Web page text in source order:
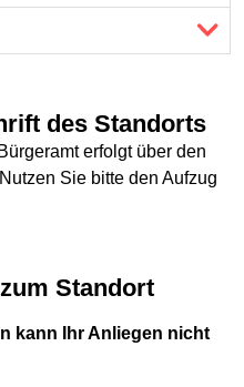
des Standorts
erfolgt über den
Sie bitte den Aufzug
Standort
kann Ihr Anliegen nicht